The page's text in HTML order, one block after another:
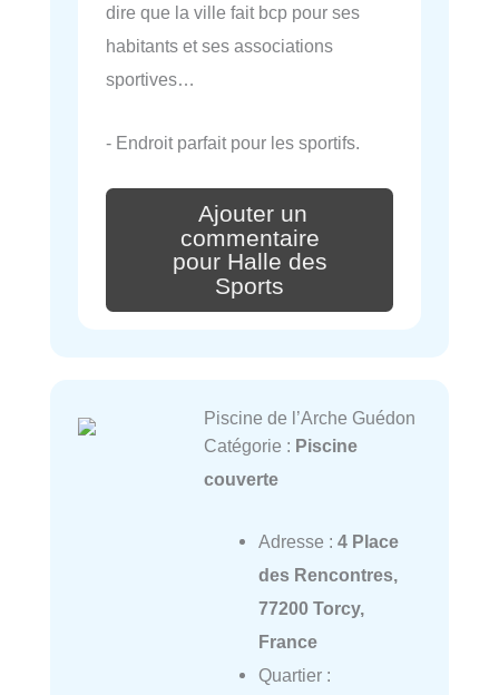
dire que la ville fait bcp pour ses
habitants et ses associations
sportives…
- Endroit parfait pour les sportifs.
Ajouter un
commentaire
pour Halle des
Sports
Piscine de l’Arche Guédon
Catégorie : Piscine
couverte
Adresse : 4 Place
des Rencontres,
77200 Torcy,
France
Quartier :